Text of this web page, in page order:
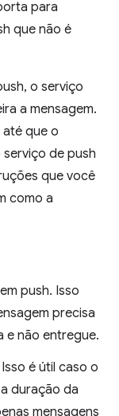
para
que não é
o serviço
a mensagem.
até que o
de push
que você
como a
push. Isso
precisa
e não entregue.
é útil caso o
duração da
mensagens